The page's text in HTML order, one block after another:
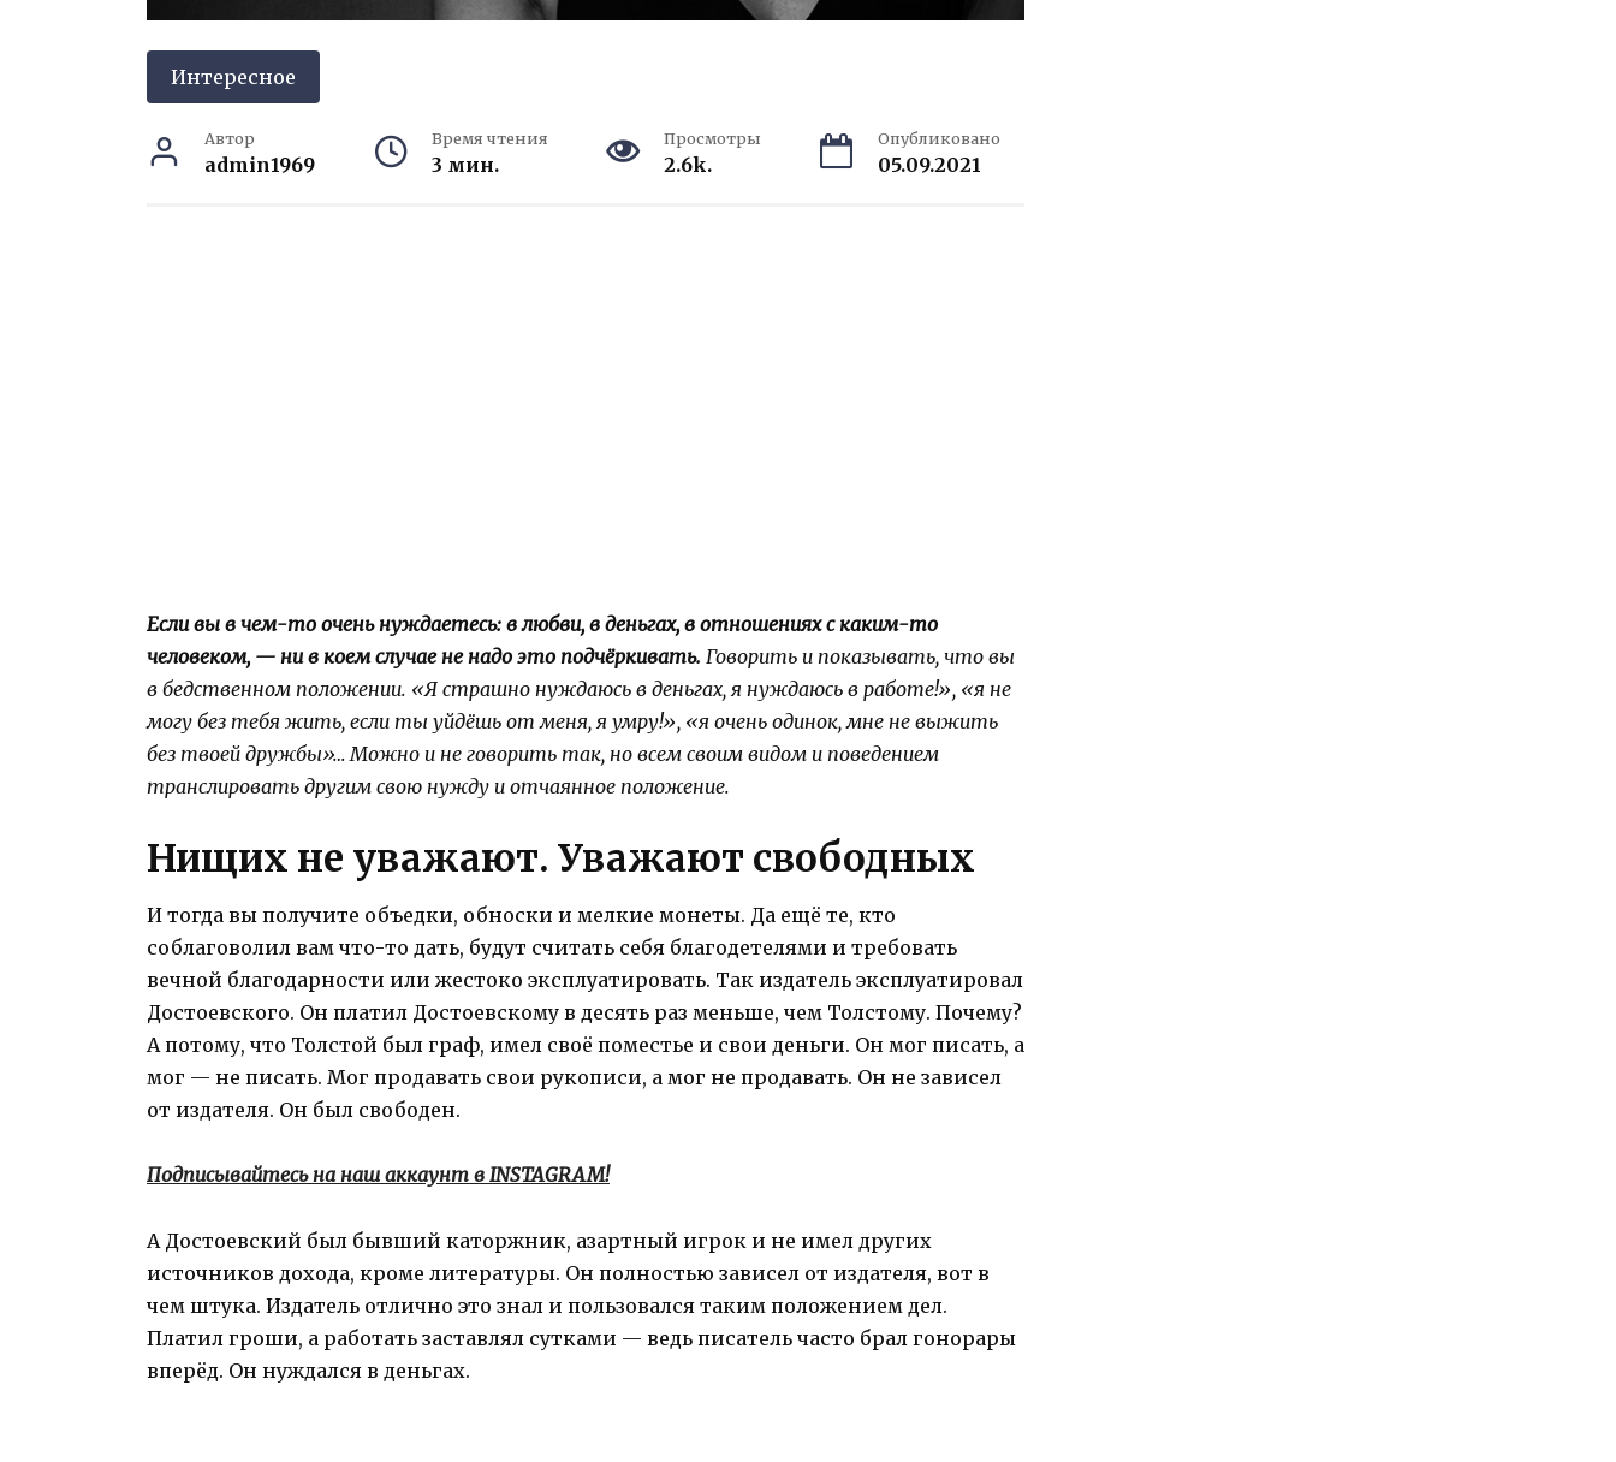
Интересное
Автор
admin1969
Время чтения
3 мин.
Просмотры
2.6k.
Опубликовано
05.09.2021
Если вы в чем-то очень нуждаетесь: в любви, в деньгах, в отношениях с каким-то
человеком, — ни в коем случае не надо это подчёркивать. Говорить и показывать, что вы
в бедственном положении. «Я страшно нуждаюсь в деньгах, я нуждаюсь в работе!», «я не
могу без тебя жить, если ты уйдёшь от меня, я умру!», «я очень одинок, мне не выжить
без твоей дружбы»… Можно и не говорить так, но всем своим видом и поведением
транслировать другим свою нужду и отчаянное положение.
Нищих не уважают. Уважают свободных
И тогда вы получите объедки, обноски и мелкие монеты. Да ещё те, кто
соблаговолил вам что-то дать, будут считать себя благодетелями и требовать
вечной благодарности или жестоко эксплуатировать. Так издатель эксплуатировал
Достоевского. Он платил Достоевскому в десять раз меньше, чем Толстому. Почему?
А потому, что Толстой был граф, имел своё поместье и свои деньги. Он мог писать, а
мог — не писать. Мог продавать свои рукописи, а мог не продавать. Он не зависел
от издателя. Он был свободен.
Подписывайтесь на наш аккаунт в INSTAGRAM!
А Достоевский был бывший каторжник, азартный игрок и не имел других
источников дохода, кроме литературы. Он полностью зависел от издателя, вот в
чем штука. Издатель отлично это знал и пользовался таким положением дел.
Платил гроши, а работать заставлял сутками — ведь писатель часто брал гонорары
вперёд. Он нуждался в деньгах.